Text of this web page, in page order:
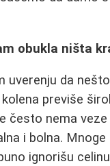
obukla ništa
da
previše
često nema
i bolna.
ignorišu